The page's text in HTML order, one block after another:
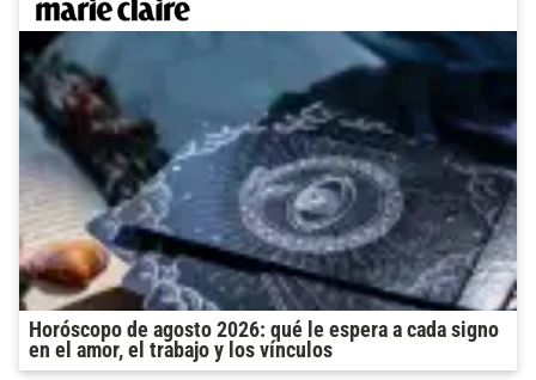
Horóscopo de agosto 2026: qué le espera a cada signo
en el amor, el trabajo y los vínculos